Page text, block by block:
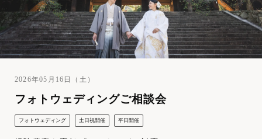
2026年05月16日（土）
フォトウェディングご相談会
フォトウェディング 土日祝開催 平日開催